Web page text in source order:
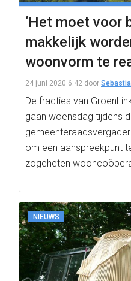
‘Het moet voor
makkelijk
woonvorm te
24 juni 2020 6:42 door
De fracties van
gaan woensdag tijdens
om een aanspreekpunt
zogeheten
NIEUWS